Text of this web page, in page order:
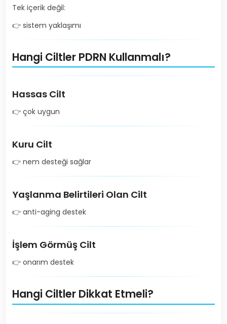
Tek içerik değil:
👉 sistem yaklaşımı
Hangi Ciltler PDRN Kullanmalı?
Hassas Cilt
👉 çok uygun
Kuru Cilt
👉 nem desteği sağlar
Yaşlanma Belirtileri Olan Cilt
👉 anti-aging destek
İşlem Görmüş Cilt
👉 onarım destek
Hangi Ciltler Dikkat Etmeli?